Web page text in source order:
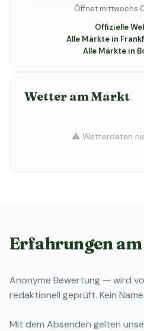
Öffnet mittwochs
Offizielle
Alle Märkte in
Alle Märkte in
Wetter am Markt
⚠️ Wetterdaten
Erfahrungen
Anonyme Bewertung — wird
redaktionell geprüft. Kein
Mit dem Absenden gelten